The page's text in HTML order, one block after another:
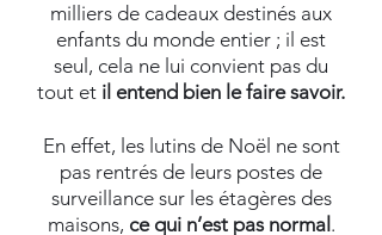
milliers de cadeaux destinés aux
enfants du monde entier ; il est
seul, cela ne lui convient pas du
tout et il entend bien le faire savoir.
En effet, les lutins de Noël ne sont
pas rentrés de leurs postes de
surveillance sur les étagères des
maisons, ce qui n’est pas normal .